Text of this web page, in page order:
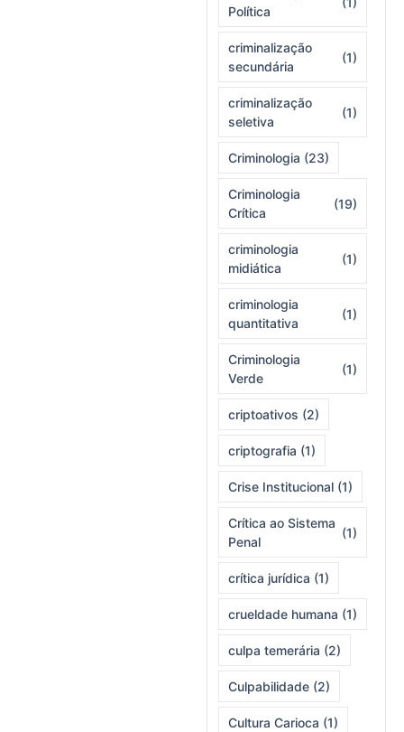
Política
criminalização
secundária
(1)
criminalização
seletiva
(1)
Criminologia (23)
Criminologia
Crítica
(19)
criminologia
midiática
(1)
criminologia
quantitativa
(1)
Criminologia
Verde
(1)
criptoativos (2)
criptografia (1)
Crise Institucional (1)
Crítica ao Sistema
Penal
(1)
crítica jurídica (1)
crueldade humana (1)
culpa temerária (2)
Culpabilidade (2)
Cultura Carioca (1)